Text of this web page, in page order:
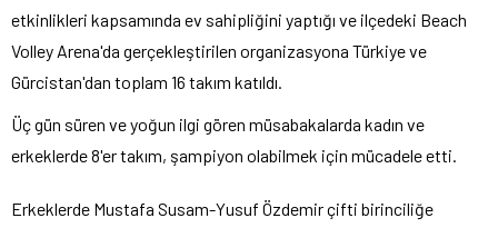
etkinlikleri kapsamında ev sahipliğini yaptığı ve ilçedeki Beach
Volley Arena'da gerçekleştirilen organizasyona Türkiye ve
Gürcistan'dan toplam 16 takım katıldı.
Üç gün süren ve yoğun ilgi gören müsabakalarda kadın ve
erkeklerde 8'er takım, şampiyon olabilmek için mücadele etti.
Erkeklerde Mustafa Susam-Yusuf Özdemir çifti birinciliğe